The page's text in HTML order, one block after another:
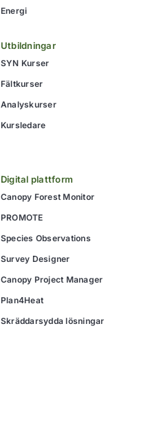
Energi
Utbildningar
SYN Kurser
Fältkurser
Analyskurser
Kursledare
Digital plattform
Canopy Forest Monitor
PROMOTE
Species Observations
Survey Designer
Canopy Project Manager
Plan4Heat
Skräddarsydda lösningar